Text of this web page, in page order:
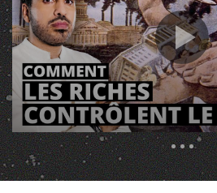
316 Views
21 779